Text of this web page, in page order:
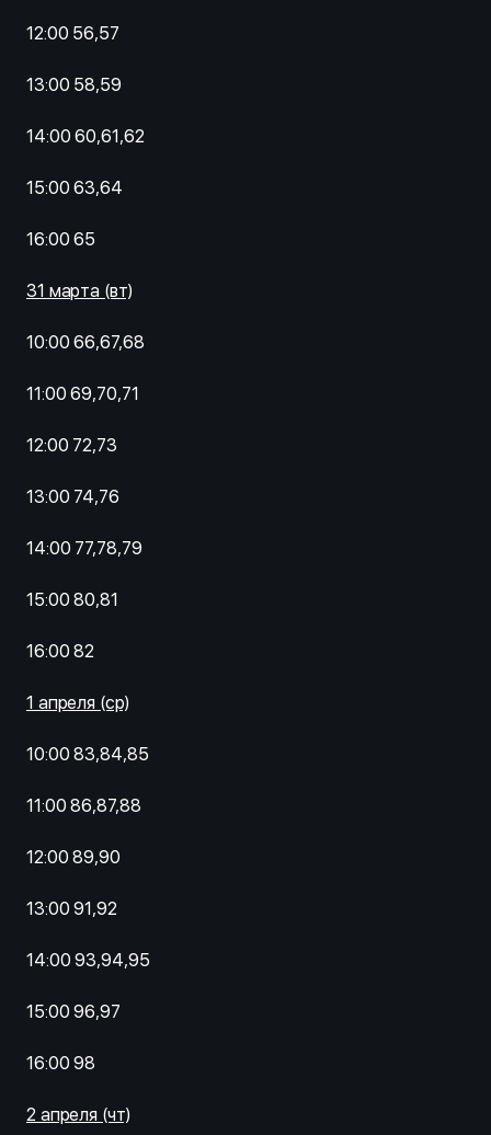
12:00 56,57
13:00 58,59
14:00 60,61,62
15:00 63,64
16:00 65
31 марта (вт)
10:00 66,67,68
11:00 69,70,71
12:00 72,73
13:00 74,76
14:00 77,78,79
15:00 80,81
16:00 82
1 апреля (ср)
10:00 83,84,85
11:00 86,87,88
12:00 89,90
13:00 91,92
14:00 93,94,95
15:00 96,97
16:00 98
2 апреля (чт)